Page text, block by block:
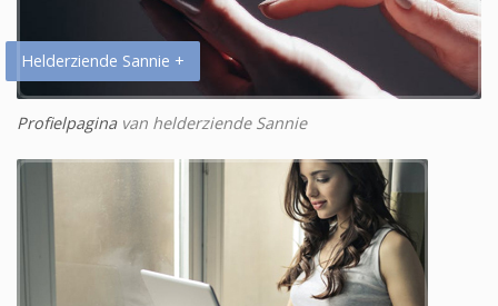
Helderziende Sannie +
Profielpaginavan helderziende Sannie